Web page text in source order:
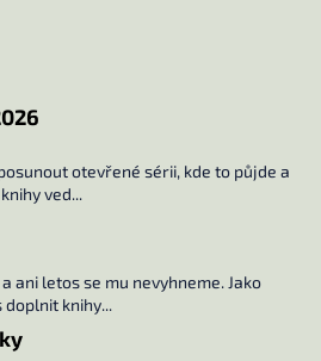
k
y
i
otevřené sérii, kde to půjde a
ved...
ani letos se mu nevyhneme. Jako
knihy...